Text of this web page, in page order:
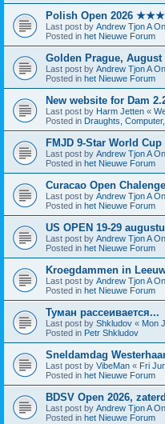
Polish Open 2026 ★★★
Last post by Andrew Tjon A
Posted in het Nieuwe Forum
Golden Prague, August
Last post by Andrew Tjon A
Posted in het Nieuwe Forum
New website for Dam
Last post by Harm Jetten «
Posted in Draughts,
FMJD 9-Star World
Last post by Andrew Tjon A
Posted in het Nieuwe Forum
Curacao Open
Last post by Andrew Tjon A
Posted in het Nieuwe Forum
US OPEN 19-29
Last post by Andrew Tjon A
Posted in het Nieuwe Forum
Kroegdammen in
Last post by Andrew Tjon A
Posted in het Nieuwe Forum
Туман рассеивается...
Last post by Shkludov « Mon
Posted in Petr Shkludov
Sneldamdag
Last post by VibeMan « Fri
Posted in het Nieuwe Forum
BDSV Open 2026,
Last post by Andrew Tjon A
Posted in het Nieuwe Forum